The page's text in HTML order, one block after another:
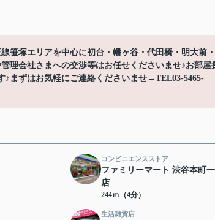
笹塚エリアを中心に初台・幡ヶ谷・代田橋・明大前・
理会社さまへの交渉等はお任せくださいませ♪お部屋
♪まずはお気軽にご連絡くださいませ→TEL03-5465-
コンビニエンスストア
ファミリーマート 渋谷本町
店
244ｍ（4分）
生活雑貨店